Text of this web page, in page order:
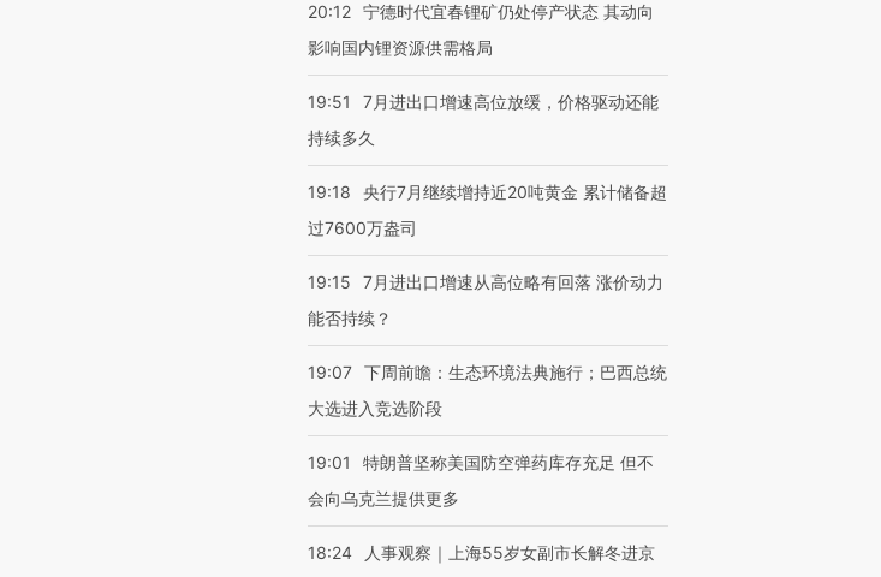
20:12 宁德时代宜春锂矿仍处停产状态 其动向
影响国内锂资源供需格局
19:51
7月进出口增速高位放缓，价格驱动还能
持续多久
19:18
央行7月继续增持近20吨黄金 累计储备超
过7600万盎司
19:15
7月进出口增速从高位略有回落 涨价动力
能否持续？
19:07 下周前瞻：生态环境法典施行；巴西总统
大选进入竞选阶段
19:01
特朗普坚称美国防空弹药库存充足 但不
会向乌克兰提供更多
18:24
人事观察｜上海55岁女副市长解冬进京